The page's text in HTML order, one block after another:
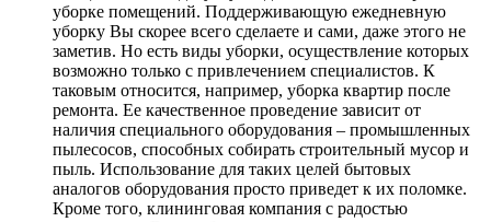
уборке помещений. Поддерживающую ежедневную
уборку Вы скорее всего сделаете и сами, даже этого не
заметив. Но есть виды уборки, осуществление которых
возможно только с привлечением специалистов. К
таковым относится, например, уборка квартир после
ремонта. Ее качественное проведение зависит от
наличия специального оборудования – промышленных
пылесосов, способных собирать строительный мусор и
пыль. Использование для таких целей бытовых
аналогов оборудования просто приведет к их поломке.
Кроме того, клининговая компания с радостью